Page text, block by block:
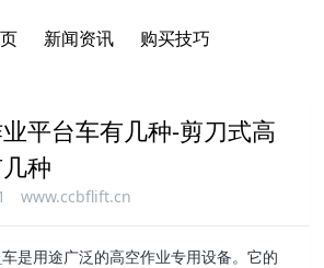
新闻资讯 购买技巧
平台车有几种-剪刀式高
种
www.ccbflift.cn
车是用途广泛的高空作业专用设备。它的